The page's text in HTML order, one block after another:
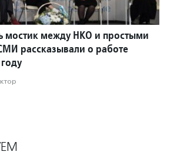
мостик между НКО и простыми
рассказывали о работе